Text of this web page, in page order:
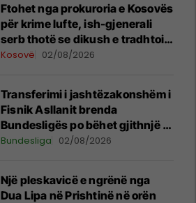
Ftohet nga prokuroria e Kosovës
për krime lufte, ish-gjenerali
serb thotë se dikush e tradhtoi
në Beograd
Kosovë 02/08/2026
Transferimi i jashtëzakonshëm i
Fisnik Asllanit brenda
Bundesligës po bëhet gjithnjë e
më konkret - detajet e fundit
Bundesliga 02/08/2026
Një pleskavicë e ngrënë nga
Dua Lipa në Prishtinë në orën